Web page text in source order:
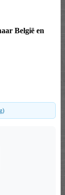
België en